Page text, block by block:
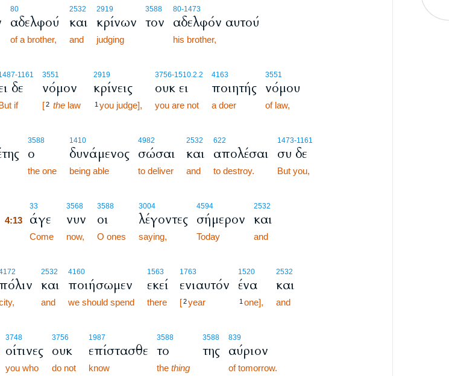
80
αδελφού
of a brother,
2532
και
and
2919
κρίνων
judging
3588
τον
80-1473
αδελφόν αυτού
his brother,
-1161
δε
if
3551
νόμον
[ 2 thelaw
2919
κρίνεις
1 you judge],
3756-1510.2.2
ουκ ει
you are not
4163
ποιητής
a doer
3551
νόμου
of law,
3588
ο
the one
1410
δυνάμενος
being able
4982
σώσαι
to deliver
2532
και
and
622
απολέσαι
to destroy.
1473-1161
συ δε
But you,
33
4:13 άγε
Come
3568
νυν
now,
3588
οι
O ones
3004
λέγοντες
saying,
4594
σήμερον
Today
2532
και
and
πόλιν
2532
και
and
4160
ποιήσωμεν
we should spend
1563
εκεί
there
1763
ενιαυτόν
[ 2 year
1520
ένα
1 one],
2532
και
and
3748
οίτινες
you who
3756
ουκ
do not
1987
επίστασθε
know
3588
το
the thing
3588
της
839
αύριον
of tomorrow.